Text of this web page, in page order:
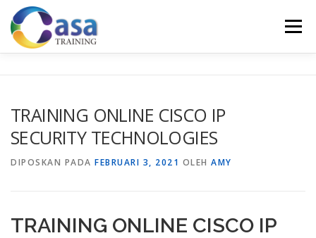
Lompat
konten
Menu
KONTAK KAMI SERTIFIKASI EVALUASI
TRAINING ONLINE CISCO IP
SECURITY TECHNOLOGIES
DIPOSKAN PADA FEBRUARI 3, 2021 OLEH AMY
TRAINING ONLINE CISCO IP